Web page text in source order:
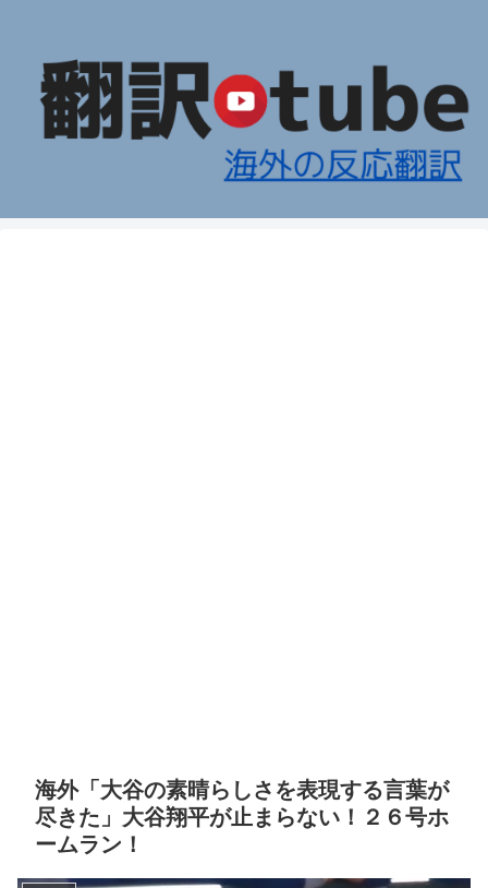
海外「大谷の素晴らしさを表現する言葉が
尽きた」大谷翔平が止まらない！２６号ホ
ームラン！